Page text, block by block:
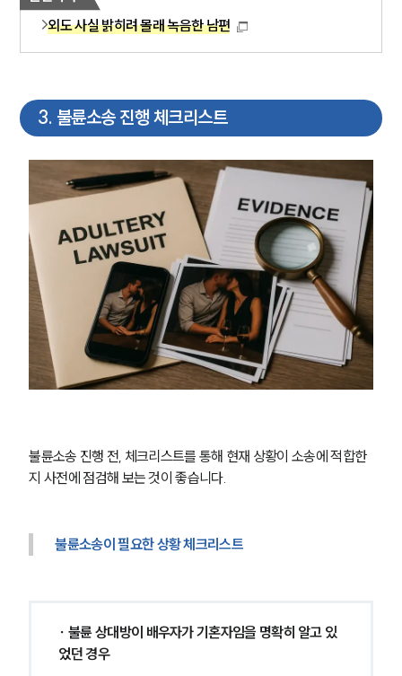
이혼 주요 업무사례
사례분석/최신동향
이혼 법률정보
업무분야
업무
전체
이혼 양육비계산기
상간자위자료계산기
구성원 소개
이혼전문변호사
소식/자료
공지사항
법률 블로그
법률서식
외도 사실 밝히려 몰래 녹음한 남편
3. 불륜소송 진행 체크리스트
불륜소송 진행 전, 체크리스트를 통해 현재 상황이 소송에 적합한
지 사전에 점검해 보는 것이 좋습니다.
불륜소송이 필요한 상황 체크리스트
∙ 불륜 상대방이 배우자가 기혼자임을 명확히 알고 있
었던 경우